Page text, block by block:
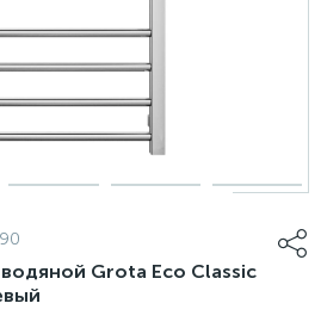
Grota Eco Classic